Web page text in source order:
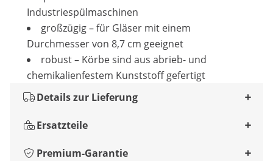
Industriespülmaschinen
großzügig – für Gläser mit einem
Durchmesser von 8,7 cm geeignet
robust – Körbe sind aus abrieb- und
chemikalienfestem Kunststoff gefertigt
Details zur Lieferung
Ersatzteile
Premium-Garantie